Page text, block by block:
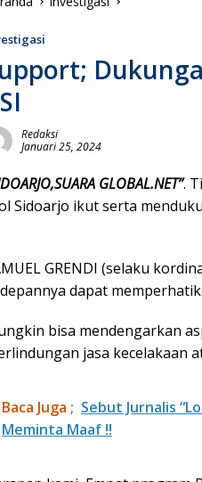
Redaksi
Januari 25, 2024
GLOBAL.NET”.
Sidoarjo ikut serta
GRENDI (selaku
dapat
bisa mendengarkan
jasa kecelakaan
Baca Juga ; Sebut Jurnalis
Meminta Maaf !!